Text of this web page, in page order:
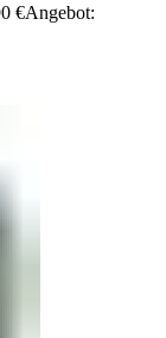
€Angebot: